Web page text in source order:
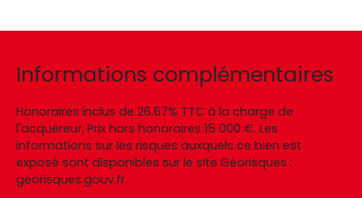
Informations complémentaires
Honoraires inclus de 26.67% TTC à la charge de
l'acquéreur. Prix hors honoraires 15 000 €. Les
informations sur les risques auxquels ce bien est
exposé sont disponibles sur le site Géorisques :
georisques.gouv.fr.